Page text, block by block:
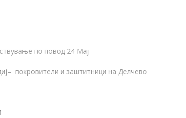
по повод 24 Мај
– покровители и заштитници на Делчево